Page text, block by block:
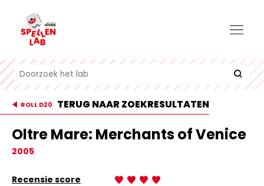
ROLL D20 TERUG NAAR ZOEKRESULTATEN
Oltre Mare: Merchants of Venice
2005
Recensie score